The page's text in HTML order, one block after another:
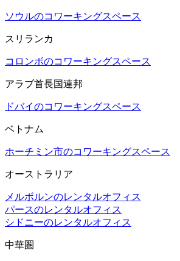
ソウルのコワーキングスペース
スリランカ
コロンボのコワーキングスペース
アラブ首長国連邦
ドバイのコワーキングスペース
ベトナム
ホーチミン市のコワーキングスペース
オーストラリア
メルボルンのレンタルオフィス
パースのレンタルオフィス
シドニーのレンタルオフィス
中華圏